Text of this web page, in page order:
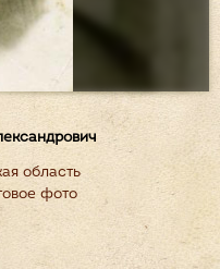
область
фото